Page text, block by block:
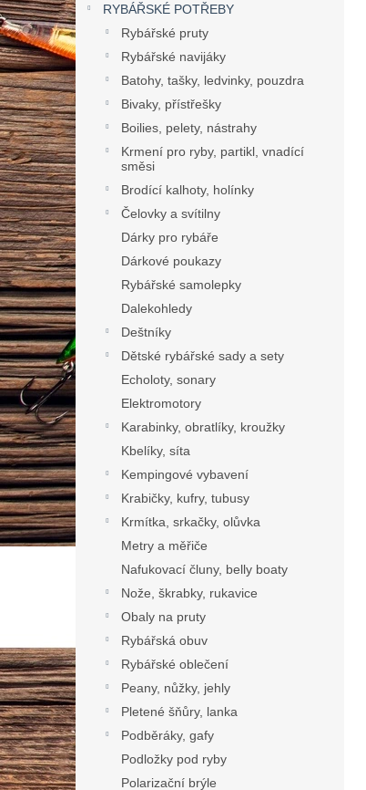
RYBÁŘSKÉ POTŘEBY
Rybářské pruty
Rybářské navijáky
Batohy, tašky, ledvinky, pouzdra
Bivaky, přístřešky
Boilies, pelety, nástrahy
Krmení pro ryby, partikl, vnadící
směsi
Brodící kalhoty, holínky
Čelovky a svítilny
Dárky pro rybáře
Dárkové poukazy
Rybářské samolepky
Dalekohledy
Deštníky
Dětské rybářské sady a sety
Echoloty, sonary
Elektromotory
Karabinky, obratlíky, kroužky
Kbelíky, síta
Kempingové vybavení
Krabičky, kufry, tubusy
Krmítka, srkačky, olůvka
Metry a měřiče
Nafukovací čluny, belly boaty
Nože, škrabky, rukavice
Obaly na pruty
Rybářská obuv
Rybářské oblečení
Peany, nůžky, jehly
Pletené šňůry, lanka
Podběráky, gafy
Podložky pod ryby
Polarizační brýle